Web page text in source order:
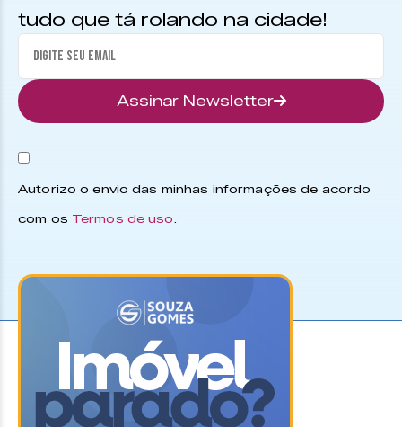
tudo que tá rolando na cidade!
Assinar Newsletter
Autorizo o envio das minhas informações de acordo
com os Termos de uso